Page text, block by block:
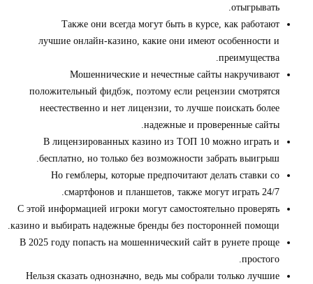
отыгрывать.
Также они всегда могут быть в курсе, как работают
лучшие онлайн-казино, какие они имеют особенности и
преимущества.
Мошеннические и нечестные сайты накручивают
положительный фидбэк, поэтому если рецензии смотрятся
неестественно и нет лицензии, то лучше поискать более
надежные и проверенные сайты.
В лицензированных казино из ТОП 10 можно играть и
бесплатно, но только без возможности забрать выигрыш.
Но гемблеры, которые предпочитают делать ставки со
смартфонов и планшетов, также могут играть 24/7.
С этой информацией игроки могут самостоятельно проверять
казино и выбирать надежные бренды без посторонней помощи.
В 2025 году попасть на мошеннический сайт в рунете проще
простого.
Нельзя сказать однозначно, ведь мы собрали только лучшие